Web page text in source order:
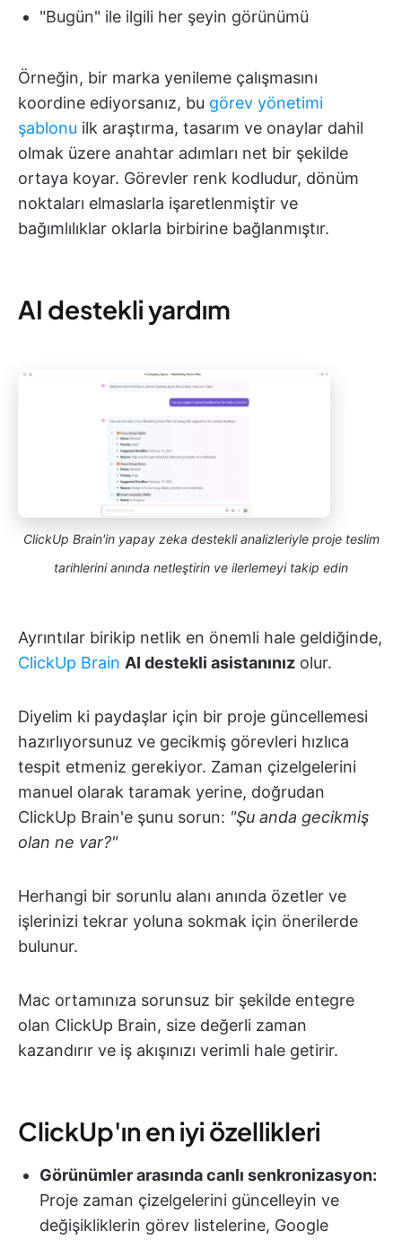
"Bugün" ile ilgili her şeyin görünümü
Örneğin, bir marka yenileme çalışmasını
koordine ediyorsanız, bu görev yönetimi
şablonu ilk araştırma, tasarım ve onaylar dahil
olmak üzere anahtar adımları net bir şekilde
ortaya koyar. Görevler renk kodludur, dönüm
noktaları elmaslarla işaretlenmiştir ve
bağımlılıklar oklarla birbirine bağlanmıştır.
AI destekli yardım
ClickUp Brain'in yapay zeka destekli analizleriyle proje teslim
tarihlerini anında netleştirin ve ilerlemeyi takip edin
Ayrıntılar birikip netlik en önemli hale geldiğinde,
ClickUp Brain AI destekli asistanınız olur.
Diyelim ki paydaşlar için bir proje güncellemesi
hazırlıyorsunuz ve gecikmiş görevleri hızlıca
tespit etmeniz gerekiyor. Zaman çizelgelerini
manuel olarak taramak yerine, doğrudan
ClickUp Brain'e şunu sorun: "Şu anda gecikmiş
olan ne var?"
Herhangi bir sorunlu alanı anında özetler ve
işlerinizi tekrar yoluna sokmak için önerilerde
bulunur.
Mac ortamınıza sorunsuz bir şekilde entegre
olan ClickUp Brain, size değerli zaman
kazandırır ve iş akışınızı verimli hale getirir.
ClickUp'ın en iyi özellikleri
Görünümler arasında canlı senkronizasyon:
Proje zaman çizelgelerini güncelleyin ve
değişikliklerin görev listelerine, Google